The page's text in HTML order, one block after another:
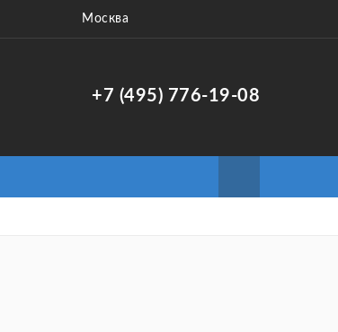
Москва
+7 (495) 776-19-08